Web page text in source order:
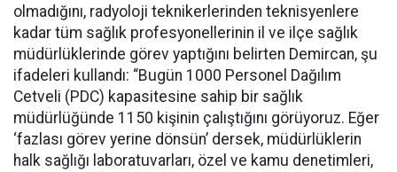
olmadığını, radyoloji teknikerlerinden teknisyenlere
kadar tüm sağlık profesyonellerinin il ve ilçe sağlık
müdürlüklerinde görev yaptığını belirten Demircan, şu
ifadeleri kullandı: “Bugün 1000 Personel Dağılım
Cetveli (PDC) kapasitesine sahip bir sağlık
müdürlüğünde 1150 kişinin çalıştığını görüyoruz. Eğer
‘fazlası görev yerine dönsün’ dersek, müdürlüklerin
halk sağlığı laboratuvarları, özel ve kamu denetimleri,